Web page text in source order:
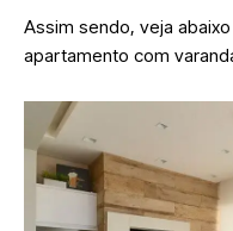
Assim sendo, veja
apartamento com